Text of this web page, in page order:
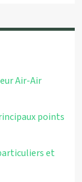
Air-Air
points
et